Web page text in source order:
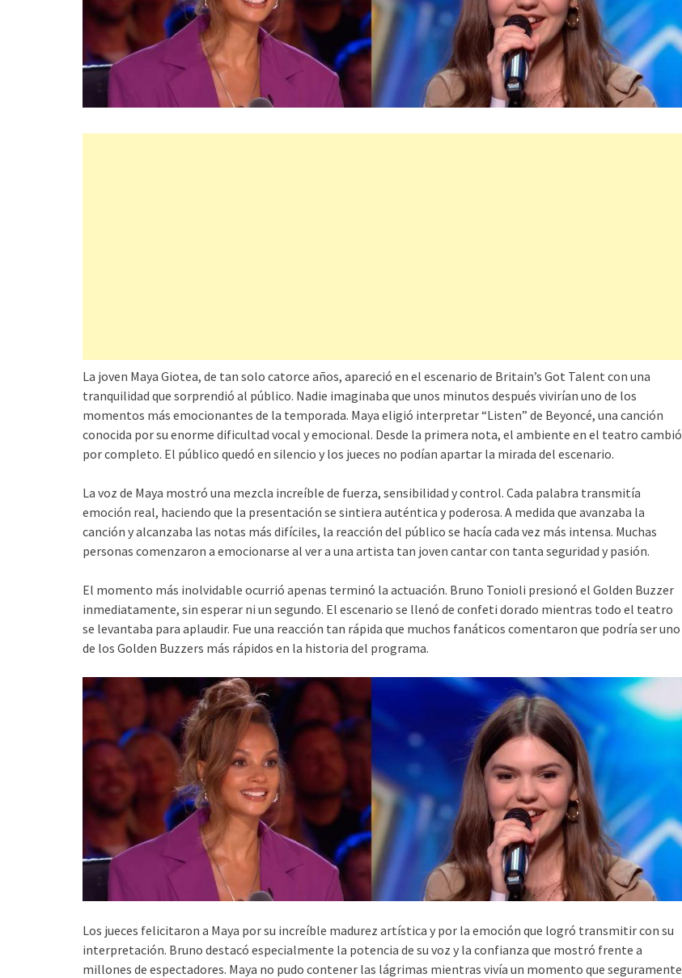
La joven Maya Giotea, de tan solo catorce años, apareció en el escenario de Britain’s Got Talent con una
tranquilidad que sorprendió al público. Nadie imaginaba que unos minutos después vivirían uno de los
momentos más emocionantes de la temporada. Maya eligió interpretar “Listen” de Beyoncé, una canción
conocida por su enorme dificultad vocal y emocional. Desde la primera nota, el ambiente en el teatro cambió
por completo. El público quedó en silencio y los jueces no podían apartar la mirada del escenario.
La voz de Maya mostró una mezcla increíble de fuerza, sensibilidad y control. Cada palabra transmitía
emoción real, haciendo que la presentación se sintiera auténtica y poderosa. A medida que avanzaba la
canción y alcanzaba las notas más difíciles, la reacción del público se hacía cada vez más intensa. Muchas
personas comenzaron a emocionarse al ver a una artista tan joven cantar con tanta seguridad y pasión.
El momento más inolvidable ocurrió apenas terminó la actuación. Bruno Tonioli presionó el Golden Buzzer
inmediatamente, sin esperar ni un segundo. El escenario se llenó de confeti dorado mientras todo el teatro
se levantaba para aplaudir. Fue una reacción tan rápida que muchos fanáticos comentaron que podría ser uno
de los Golden Buzzers más rápidos en la historia del programa.
Los jueces felicitaron a Maya por su increíble madurez artística y por la emoción que logró transmitir con su
interpretación. Bruno destacó especialmente la potencia de su voz y la confianza que mostró frente a
millones de espectadores. Maya no pudo contener las lágrimas mientras vivía un momento que seguramente